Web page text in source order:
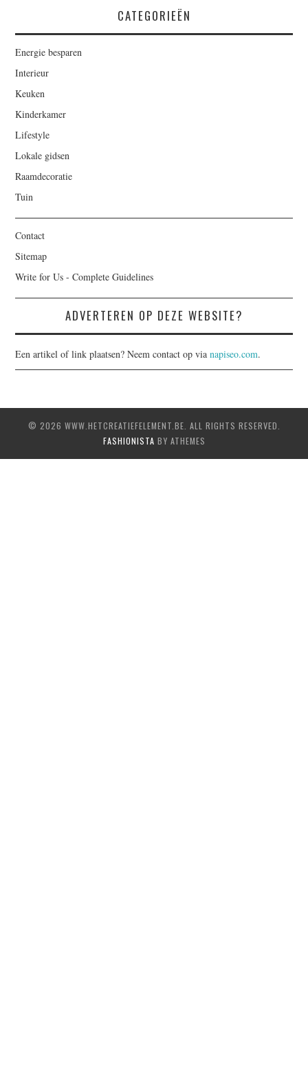
CATEGORIEËN
Energie besparen
Interieur
Keuken
Kinderkamer
Lifestyle
Lokale gidsen
Raamdecoratie
Tuin
Contact
Sitemap
Write for Us - Complete Guidelines
ADVERTEREN OP DEZE WEBSITE?
Een artikel of link plaatsen? Neem contact op vianapiseo.com.
© 2026 WWW.HETCREATIEFELEMENT.BE. ALL RIGHTS RESERVED.
FASHIONISTA BY ATHEMES